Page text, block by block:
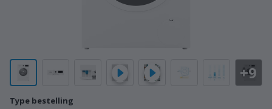
+9
Type bestelling